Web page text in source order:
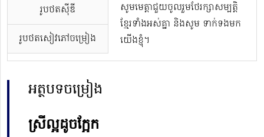
រូបថតស៊ីឌី
រូបថតសៀវភៅចម្រៀង
សូមមេត្តាជួយចូលរួមថែរក្សាសម្បត្តិ
ខ្មែរទាំងអស់គ្នា និងសូម ទាក់ទងមក
យើងខ្ញុំ។
អត្ថបទចម្រៀង
ស្រីល្អដូចក្អែក